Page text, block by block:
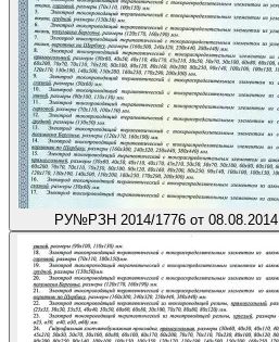
РУ№РЗН 2014/1776 от 08.08.2014